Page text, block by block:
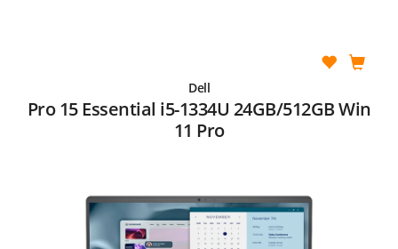
Dell
Pro 15 Essential i5-1334U 24GB/512GB Win
11 Pro